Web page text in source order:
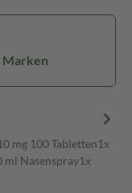
mg 100 Tabletten1x
Nasenspray1x